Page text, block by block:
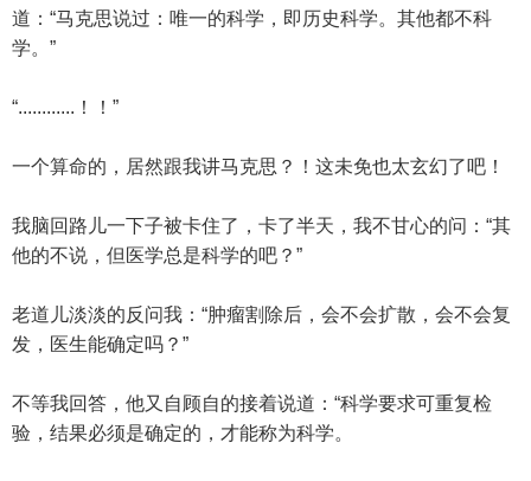
道：“马克思说过：唯一的科学，即历史科学。其他都不科
学。”
“............！！”
一个算命的，居然跟我讲马克思？！这未免也太玄幻了吧！
我脑回路儿一下子被卡住了，卡了半天，我不甘心的问：“其
他的不说，但医学总是科学的吧？”
老道儿淡淡的反问我：“肿瘤割除后，会不会扩散，会不会复
发，医生能确定吗？”
不等我回答，他又自顾自的接着说道：“科学要求可重复检
验，结果必须是确定的，才能称为科学。